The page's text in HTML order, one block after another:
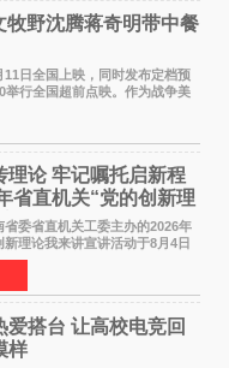
牧野沈腾蒋奇明带中餐
日全国上映，同时发布定档预
行全国超前点映。作为战争美
理论 牢记嘱托启新程
直机关“党的创新理
宣讲活动圆满落幕
委省直机关工委主办的2026年
理论我来讲宣讲活动于8月4日
。活动以 "牢记嘱托 感恩奋进
局面 "为主题，坚持以新时代中国
爱搭台 让高校电竞回
样